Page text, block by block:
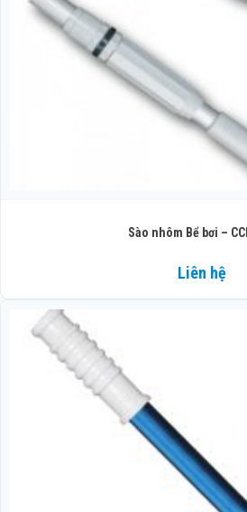
Sào nhôm Bể bơi –
Liên hệ